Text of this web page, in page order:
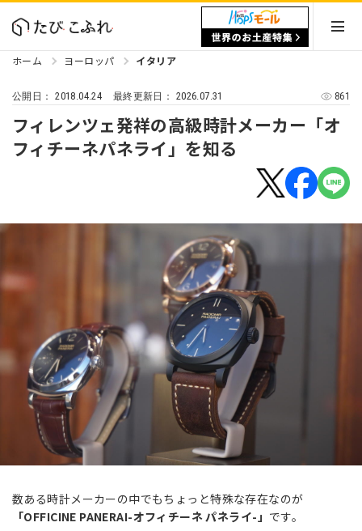
ホーム ヨーロッパ イタリア
公開日：2018.04.24 最終更新日： 2026.07.31 861
フィレンツェ発祥の高級時計メーカー「オ
フィチーネパネライ」を知る
数ある時計メーカーの中でもちょっと特殊な存在なのが
「OFFICINE PANERAI-オフィチーネ パネライ-」 です。